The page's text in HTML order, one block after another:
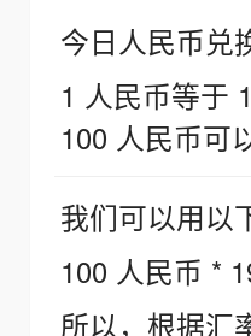
今日人民币兑
1 人民币等于
100 人民币可
我们可以用以
100 人民币 *
所以，根据汇